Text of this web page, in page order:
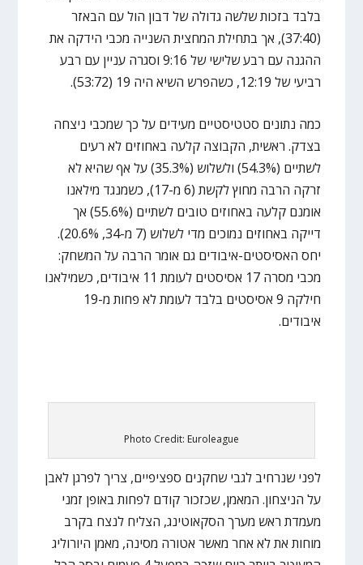
בלבד בזכות שלשה גדולה של דבון הול עם הבאזר
(37:40), אך בתחילת המחצית השנייה מכבי הידקה את
ההגנה עם רבע שלישי של 9:16 וסגרה עניין עם רבע
רביעי של 12:19, כשהפרש השיא היה 19 (53:72).
כמה נתונים סטטיסטיים מעידים על כך שמכבי ניצחה
בצדק. ראשית, הקבוצה קלעה באחוזים לא רעים
לשתיים (54.3%) ולשלוש (35.3%) על אף שהיא לא
זרקה הרבה מחוץ לקשת (6 מ-17), כשמנגד מילאנו
אומנם קלעה באחוזים טובים לשתיים (55.6%) אך
דייקה באחוזים נמוכים מדי לשלוש (7 מ-34, 20.6%).
יחס האסיסטים-איבודים גם אומר הרבה על המשחק:
מכבי מסרה 17 אסיסטים לעומת 11 איבודים, כשמילאנו
חילקה 9 אסיסטים בלבד לעומת לא פחות מ-19
איבודים.
Photo Credit: Euroleague
לפני שנרחיב לגבי שחקנים ספציפיים, צריך לפרגן לאבן
על הניצחון. המאמן, שכזכור קודם לפחות באופן זמני
מעמדת ראש מערך הסקאוטינג, הצליח לנצח בקרב
מוחות את לא אחר מאשר אטורה מסינה, מאמן היורוליג